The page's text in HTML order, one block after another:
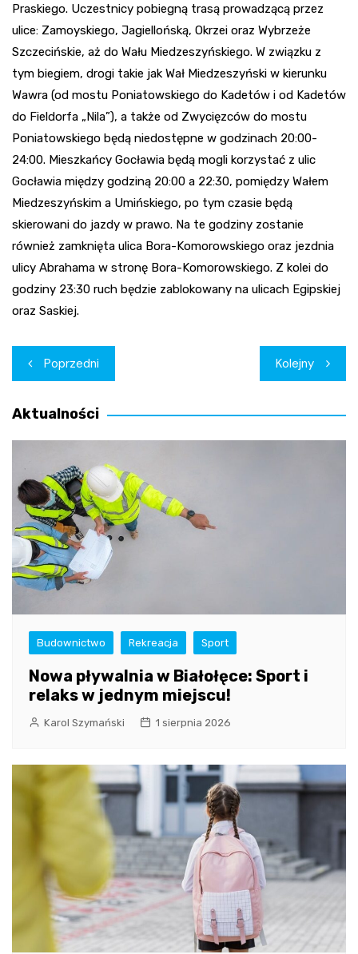
Praskiego. Uczestnicy pobiegną trasą prowadzącą przez
ulice: Zamoyskiego, Jagiellońską, Okrzei oraz Wybrzeże
Szczecińskie, aż do Wału Miedzeszyńskiego. W związku z
tym biegiem, drogi takie jak Wał Miedzeszyński w kierunku
Wawra (od mostu Poniatowskiego do Kadetów i od Kadetów
do Fieldorfa „Nila”), a także od Zwycięzców do mostu
Poniatowskiego będą niedostępne w godzinach 20:00-
24:00. Mieszkańcy Gocławia będą mogli korzystać z ulic
Gocławia między godziną 20:00 a 22:30, pomiędzy Wałem
Miedzeszyńskim a Umińskiego, po tym czasie będą
skierowani do jazdy w prawo. Na te godziny zostanie
również zamknięta ulica Bora-Komorowskiego oraz jezdnia
ulicy Abrahama w stronę Bora-Komorowskiego. Z kolei do
godziny 23:30 ruch będzie zablokowany na ulicach Egipskiej
oraz Saskiej.
Nawigacja
wpisu
Poprzedni Kolejny
Aktualności
Budownictwo Rekreacja Sport
Nowa pływalnia w Białołęce: Sport i
relaks w jednym miejscu!
Karol Szymański 1 sierpnia 2026